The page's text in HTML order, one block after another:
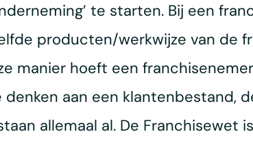
te starten. Bij een
producten/werkwijze van de
manier hoeft een
aan een klantenbestand,
allemaal al. De Franchisewet